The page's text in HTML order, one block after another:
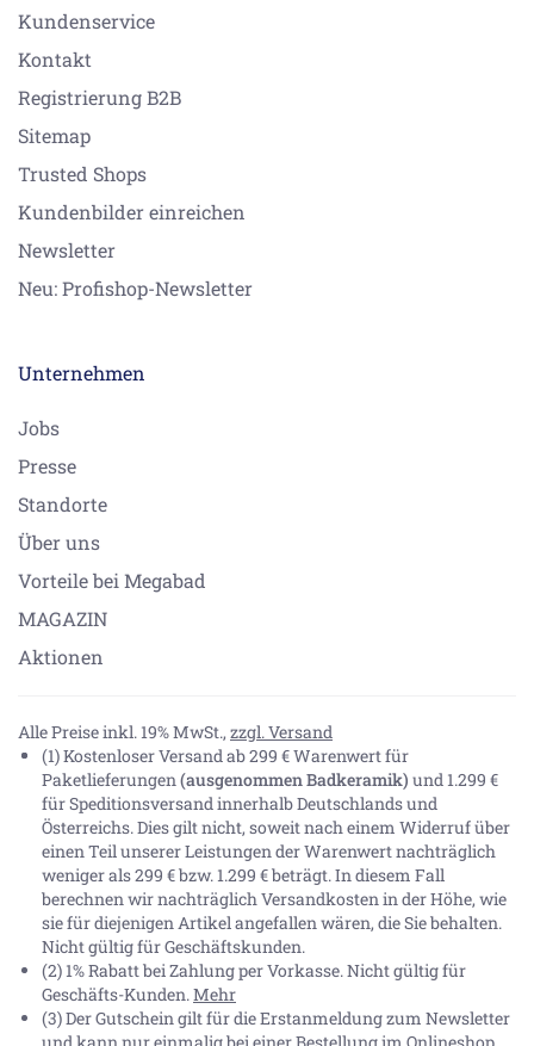
Kundenservice
Kontakt
Registrierung B2B
Sitemap
Trusted Shops
Kundenbilder einreichen
Newsletter
Neu: Profishop-Newsletter
Unternehmen
Jobs
Presse
Standorte
Über uns
Vorteile bei Megabad
MAGAZIN
Aktionen
Alle Preise inkl. 19% MwSt., zzgl. Versand
(1) Kostenloser Versand ab 299 € Warenwert für
Paketlieferungen(ausgenommen Badkeramik) und 1.299 €
für Speditionsversand innerhalb Deutschlands und
Österreichs. Dies gilt nicht, soweit nach einem Widerruf über
einen Teil unserer Leistungen der Warenwert nachträglich
weniger als 299 € bzw. 1.299 € beträgt. In diesem Fall
berechnen wir nachträglich Versandkosten in der Höhe, wie
sie für diejenigen Artikel angefallen wären, die Sie behalten.
Nicht gültig für Geschäftskunden.
(2) 1% Rabatt bei Zahlung per Vorkasse. Nicht gültig für
Geschäfts-Kunden.Mehr
(3) Der Gutschein gilt für die Erstanmeldung zum Newsletter